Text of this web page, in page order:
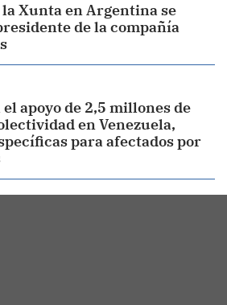
la Xunta en Argentina se
de la compañía
apoyo de 2,5 millones de
en Venezuela,
para afectados por